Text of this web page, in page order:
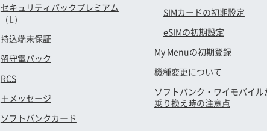
セキュリティパックプレミアム
（L）
持込端末保証
留守電パック
RCS
＋メッセージ
ソフトバンクカード
SIMカードの初期設定
eSIMの初期設定
My Menuの初期登録
機種変更について
ソフトバンク・ワイモバイル
乗り換え時の注意点